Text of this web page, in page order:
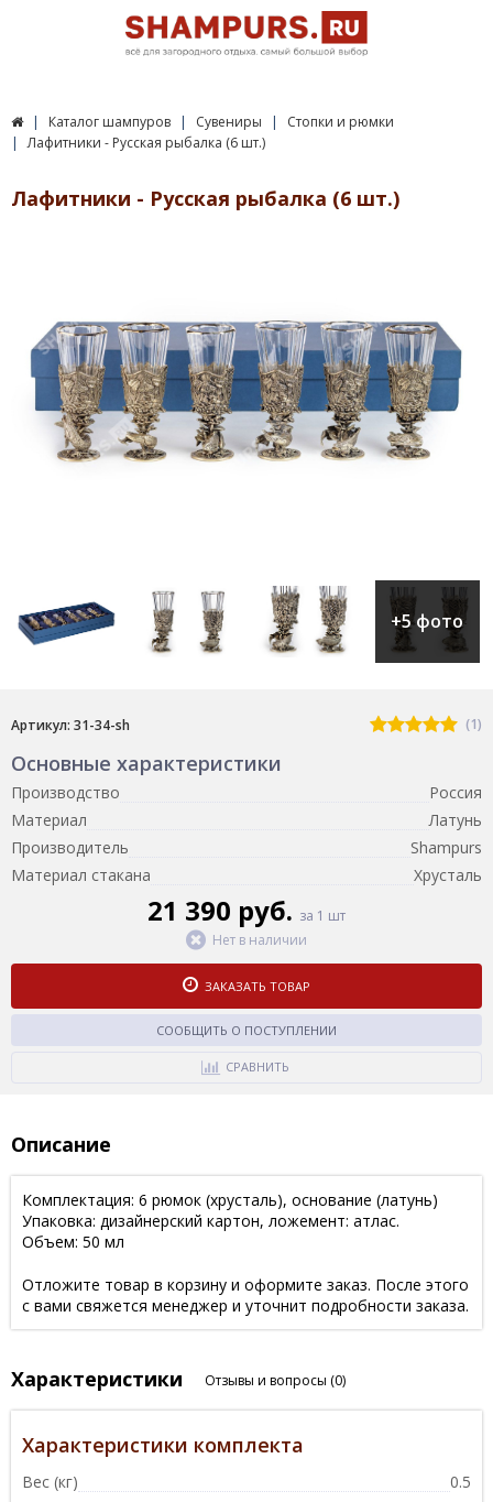
Каталог шампуров Сувениры
Стопки и рюмки
Лафитники - Русская рыбалка (6 шт.)
Лафитники - Русская рыбалка (6 шт.)
+5 фото
Артикул: 31-34-sh (1)
Основные характеристики
Производство
Россия
Материал
Латунь
Производитель
Shampurs
Материал стакана
Хрусталь
21 390 руб. за 1 шт
Нет в наличии
ЗАКАЗАТЬ ТОВАР
СООБЩИТЬ О ПОСТУПЛЕНИИ
СРАВНИТЬ
Описание
Комплектация: 6 рюмок (хрусталь), основание (латунь)
Упаковка: дизайнерский картон, ложемент: атлас.
Объем: 50 мл
Отложите товар в корзину и оформите заказ. После этого
с вами свяжется менеджер и уточнит подробности заказа.
Характеристики Отзывы и вопросы (0)
Характеристики комплекта
Вес (кг)
0.5